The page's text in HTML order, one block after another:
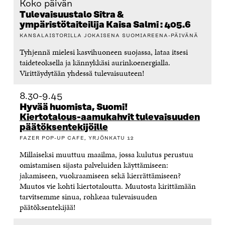
Koko päivän
Tulevaisuustalo Sitra &
ympäristötaiteilija Kaisa Salmi : 405.6
KANSALAISTORILLA JOKAISENA SUOMIAREENA-PÄIVÄNÄ
Tyhjennä mielesi kasvihuoneen suojassa, lataa itsesi
taideteoksella ja kännykkäsi aurinkoenergialla.
Virittäydytään yhdessä tulevaisuuteen!
8.30-9.45
Hyvää huomista, Suomi!
Kiertotalous-aamukahvit tulevaisuuden
päätöksentekijöille
FAZER POP-UP CAFE, YRJÖNKATU 12
Millaiseksi muuttuu maailma, jossa kulutus perustuu
omistamisen sijasta palveluiden käyttämiseen:
jakamiseen, vuokraamiseen sekä kierrättämiseen?
Muutos vie kohti kiertotaloutta. Muutosta kirittämään
tarvitsemme sinua, rohkeaa tulevaisuuden
päätöksentekijää!